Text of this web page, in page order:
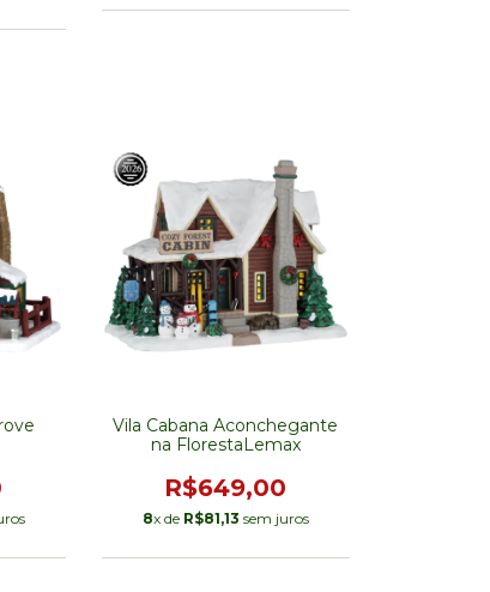
Vila Cabana Aconchegante
na FlorestaLemax
R$649,00
8x de R$81,13 sem juros